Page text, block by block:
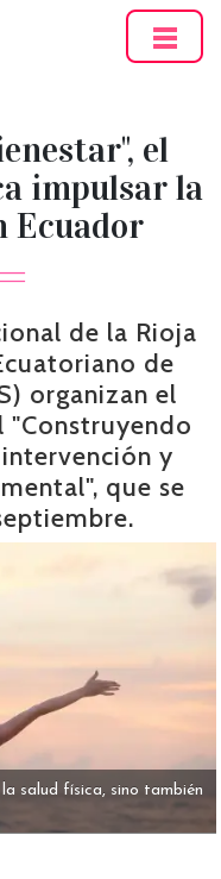
el
impulsar la
Ecuador
de la Rioja
de
organizan el
"Construyendo
y
que se
salud física, sino también